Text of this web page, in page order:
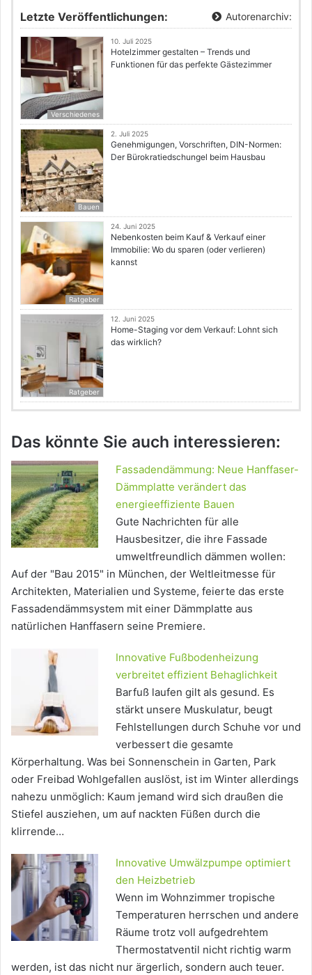
Letzte Veröffentlichungen: Autorenarchiv:
Verschiedenes
10. Juli 2025
Hotelzimmer gestalten – Trends und
Funktionen für das perfekte Gästezimmer
Bauen
2. Juli 2025
Genehmigungen, Vorschriften, DIN-Normen:
Der Bürokratiedschungel beim Hausbau
Ratgeber
24. Juni 2025
Nebenkosten beim Kauf & Verkauf einer
Immobilie: Wo du sparen (oder verlieren)
kannst
Ratgeber
12. Juni 2025
Home-Staging vor dem Verkauf: Lohnt sich
das wirklich?
Das könnte Sie auch interessieren:
Fassadendämmung: Neue Hanffaser-
Dämmplatte verändert das
energieeffiziente Bauen
Gute Nachrichten für alle
Hausbesitzer, die ihre Fassade
umweltfreundlich dämmen wollen:
Auf der "Bau 2015" in München, der Weltleitmesse für
Architekten, Materialien und Systeme, feierte das erste
Fassadendämmsystem mit einer Dämmplatte aus
natürlichen Hanffasern seine Premiere.
Innovative Fußbodenheizung
verbreitet effizient Behaglichkeit
Barfuß laufen gilt als gesund. Es
stärkt unsere Muskulatur, beugt
Fehlstellungen durch Schuhe vor und
verbessert die gesamte
Körperhaltung. Was bei Sonnenschein in Garten, Park
oder Freibad Wohlgefallen auslöst, ist im Winter allerdings
nahezu unmöglich: Kaum jemand wird sich draußen die
Stiefel ausziehen, um auf nackten Füßen durch die
klirrende…
Innovative Umwälzpumpe optimiert
den Heizbetrieb
Wenn im Wohnzimmer tropische
Temperaturen herrschen und andere
Räume trotz voll aufgedrehtem
Thermostatventil nicht richtig warm
werden, ist das nicht nur ärgerlich, sondern auch teuer.